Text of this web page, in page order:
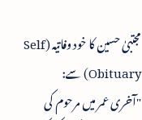
مجتبیٰ حسین کا خود وفاتیہ (Self
Obituary) سے:
"آخری عمر میں مرحوم کی